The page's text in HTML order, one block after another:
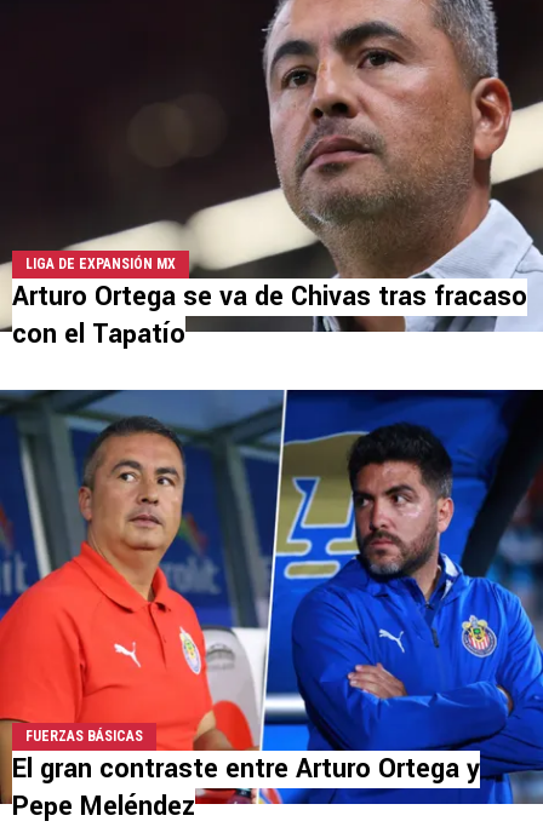
LIGA DE EXPANSIÓN MX
Arturo Ortega se va de Chivas tras fracaso
con el Tapatío
FUERZAS BÁSICAS
El gran contraste entre Arturo Ortega y
Pepe Meléndez